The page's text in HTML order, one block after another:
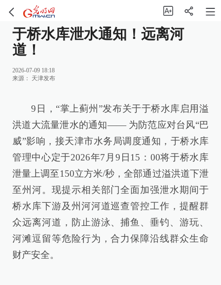
于桥水库泄水通知！远离河
道！
2026-07-09 18:18
来源： 天津发布
9日，“掌上蓟州”发布关于于桥水库启用溢
洪道大流量泄水的通知—— 为防范应对台风“巴
威”影响，接天津市水务局调度通知，于桥水库
管理中心定于2026年7月9日15：00将于桥水库
泄量上调至150立方米/秒，全部通过溢洪道下泄
至州河。现提示相关部门全面加强泄水期间于
桥水库下游及州河河道巡查管控工作，提醒群
众远离河道，防止游泳、捕鱼、垂钓、游玩、
河滩逗留等危险行为，合力保障沿线群众生命
财产安全。